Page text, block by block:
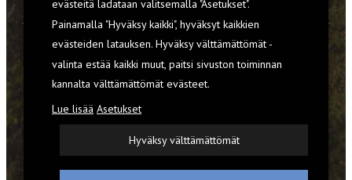
TILAA RETKI-LEHTI
YHTEYSTIEDOT
REKISTERISELOSTE
EVÄSTEET
evästeitä ladataan valitsemalla "Asetukset".
Painamalla "Hyväksy kaikki", hyväksyt kaikkien
evästeiden latauksen. Hyväksy välttämättömät -
valinta estää kaikki muut, paitsi sivuston toiminnan
kannalta välttämättömät evästeet.
Lue lisää Asetukset
Hyväksy välttämättömät